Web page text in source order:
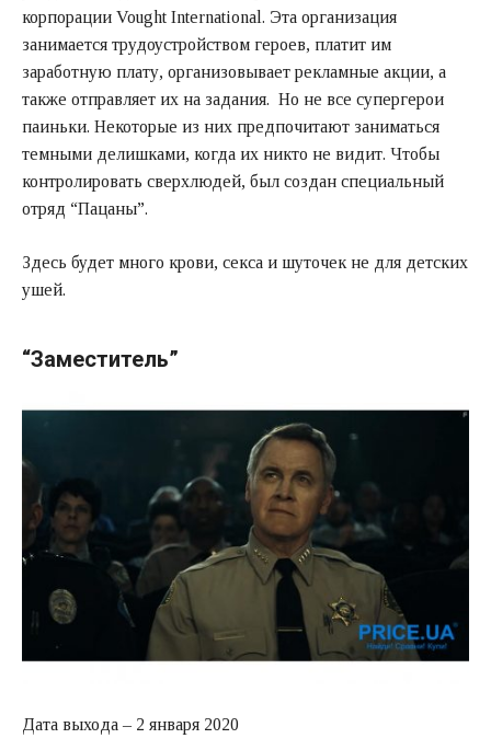
корпорации Vought International. Эта организация
занимается трудоустройством героев, платит им
заработную плату, организовывает рекламные акции, а
также отправляет их на задания. Но не все супергерои
паиньки. Некоторые из них предпочитают заниматься
темными делишками, когда их никто не видит. Чтобы
контролировать сверхлюдей, был создан специальный
отряд “Пацаны”.
Здесь будет много крови, секса и шуточек не для детских
ушей.
“Заместитель”
Дата выхода – 2 января 2020